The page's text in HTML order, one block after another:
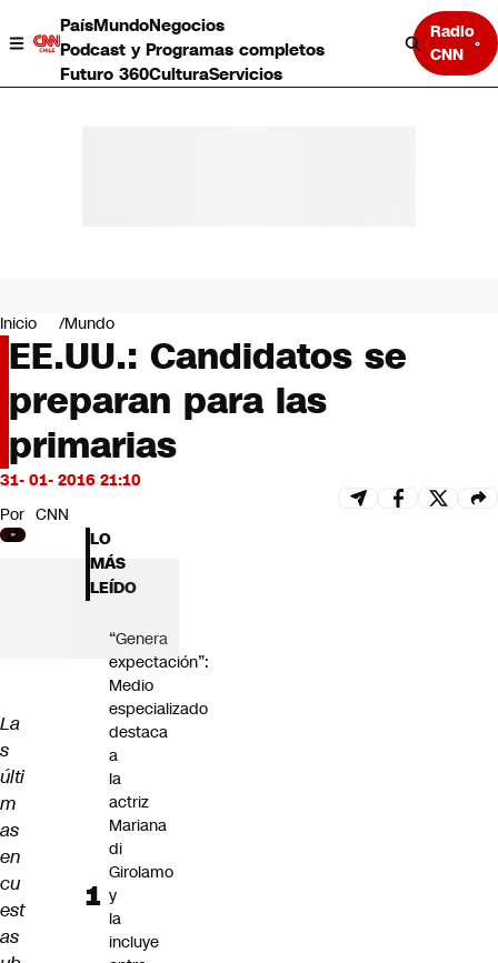
PaísMundoNegocios
Podcast y Programas completos
Futuro 360CulturaServicios
Radio
CNN
Negocios
Deportes
Programas completos
Cultura
Servicios
Bits
CNN tiempo
Futuro 360
Opinión
Inicio Mundo
EE.UU.: Candidatos se
preparan para las
primarias
31- 01- 2016 21:10
Por CNN
La
s
últi
m
as
en
cu
est
as
LO
MÁS
LEÍDO
“Genera
expectación”:
Medio
especializado
destaca
a
la
actriz
Mariana
di
Girolamo
y
la
incluye